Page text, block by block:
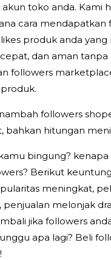
toko anda. Kami
cara mendapatkan
produk anda yang
dan aman tanpa
followers
followers
bahkan hitungan
bingung? kenapa
Berikut
meningkat,
melonjak
jika followers
apa lagi? Beli